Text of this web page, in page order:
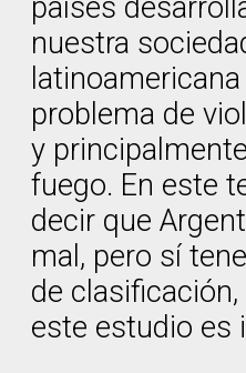
países
nuestra
problema de
y
fuego. En este
decir que
mal, pero sí
de
este estudio es